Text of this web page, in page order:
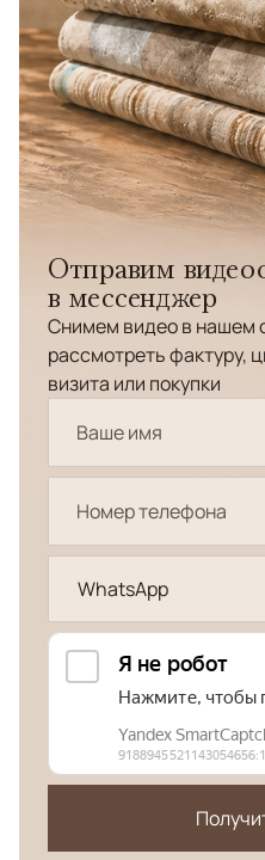
Отправим
в мессенджер
Снимем видео в нашем
рассмотреть фактуру,
визита или покупки
WhatsApp